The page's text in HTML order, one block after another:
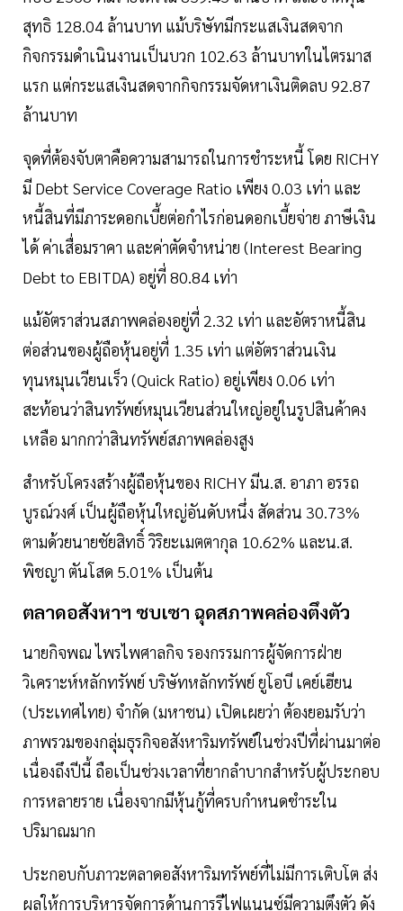
สุทธิ 128.04 ล้านบาท แม้บริษัทมีกระแสเงินสดจาก
กิจกรรมดำเนินงานเป็นบวก 102.63 ล้านบาทในไตรมาส
แรก แต่กระแสเงินสดจากกิจกรรมจัดหาเงินติดลบ 92.87
ล้านบาท
จุดที่ต้องจับตาคือความสามารถในการชำระหนี้ โดย RICHY
มี Debt Service Coverage Ratio เพียง 0.03 เท่า และ
หนี้สินที่มีภาระดอกเบี้ยต่อกำไรก่อนดอกเบี้ยจ่าย ภาษีเงิน
ได้ ค่าเสื่อมราคา และค่าตัดจำหน่าย (Interest Bearing
Debt to EBITDA) อยู่ที่ 80.84 เท่า
แม้อัตราส่วนสภาพคล่องอยู่ที่ 2.32 เท่า และอัตราหนี้สิน
ต่อส่วนของผู้ถือหุ้นอยู่ที่ 1.35 เท่า แต่อัตราส่วนเงิน
ทุนหมุนเวียนเร็ว (Quick Ratio) อยู่เพียง 0.06 เท่า
สะท้อนว่าสินทรัพย์หมุนเวียนส่วนใหญ่อยู่ในรูปสินค้าคง
เหลือ มากกว่าสินทรัพย์สภาพคล่องสูง
สำหรับโครงสร้างผู้ถือหุ้นของ RICHY มีน.ส. อาภา อรรถ
บูรณ์วงศ์ เป็นผู้ถือหุ้นใหญ่อันดับหนึ่ง สัดส่วน 30.73%
ตามด้วยนายชัยสิทธิ์ วิริยะเมตตากุล 10.62% และน.ส.
พิชญา ตันโสด 5.01% เป็นต้น
ตลาดอสังหาฯ ซบเซา ฉุดสภาพคล่องตึงตัว
นายกิจพณ ไพรไพศาลกิจ รองกรรมการผู้จัดการฝ่าย
วิเคราะห์หลักทรัพย์ บริษัทหลักทรัพย์ ยูโอบี เคย์เฮียน
(ประเทศไทย) จำกัด (มหาชน) เปิดเผยว่า ต้องยอมรับว่า
ภาพรวมของกลุ่มธุรกิจอสังหาริมทรัพย์ในช่วงปีที่ผ่านมาต่อ
เนื่องถึงปีนี้ ถือเป็นช่วงเวลาที่ยากลำบากสำหรับผู้ประกอบ
การหลายราย เนื่องจากมีหุ้นกู้ที่ครบกำหนดชำระใน
ปริมาณมาก
ประกอบกับภาวะตลาดอสังหาริมทรัพย์ที่ไม่มีการเติบโต ส่ง
ผลให้การบริหารจัดการด้านการรีไฟแนนซ์มีความตึงตัว ดัง